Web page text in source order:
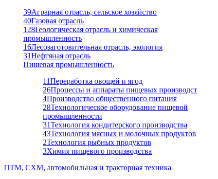
39Аграрная отрасль, сельское хозяйство
40Газовая отрасль
128Геологическая отрасль и химическая
промышленность
16Лесозаготовительная отрасль, экология
31Нефтяная отрасль
Пищевая промышленность
11Переработка овощей и ягод
26Процессы и аппараты пищевых производст
4Производство общественного питания
28Технологическое оборудование пищевой
промышленности
31Технология кондитерского производства
43Технология мясных и молочных продуктов
2Технология рыбных продуктов
3Химия пищевого производства
ПТМ, СХМ, автомобильная и тракторная техника